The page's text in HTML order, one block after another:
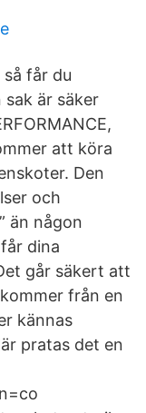
får du
sak är säker
att köra
Den
och
än någon
dina
går säkert att
från en
kännas
pratas det en